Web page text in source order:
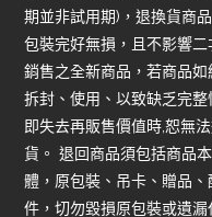
期並非試用期)，退換貨商
包裝完好無損，且不影響二
銷售之全新商品，若商品如
拆封、使用、以致缺乏完整
即失去再販售價值時,恕無
貨。 退回商品須包括商品本
體，原包裝、吊卡、贈品、
件，切勿毀損原包裝或遺漏